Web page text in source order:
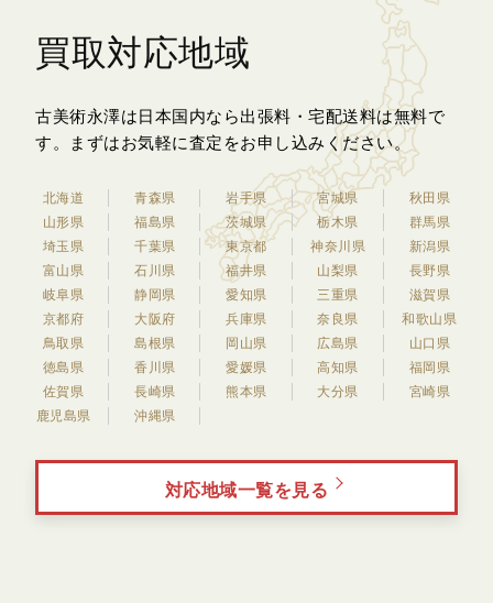
買取対応地域
古美術永澤は日本国内なら出張料・宅配送料は無料で
す。
まずはお気軽に査定をお申し込みください。
北海道 青森県 岩手県 宮城県
秋田県
山形県
福島県 茨城県 栃木県
群馬県
埼玉県
千葉県 東京都 神奈川県
新潟県
富山県
石川県 福井県 山梨県
長野県
岐阜県
静岡県 愛知県 三重県
滋賀県
京都府
大阪府 兵庫県 奈良県
和歌山県
鳥取県
島根県 岡山県 広島県
山口県
徳島県
香川県 愛媛県 高知県
福岡県
佐賀県
長崎県 熊本県 大分県
宮崎県
鹿児島県
沖縄県
対応地域一覧を見る